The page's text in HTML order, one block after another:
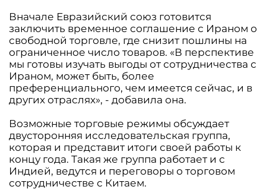
Вначале Евразийский союз готовится
заключить временное соглашение с Ираном о
свободной торговле, где снизит пошлины на
ограниченное число товаров. «В перспективе
мы готовы изучать выгоды от сотрудничества с
Ираном, может быть, более
преференциального, чем имеется сейчас, и в
других отраслях», - добавила она.
Возможные торговые режимы обсуждает
двусторонняя исследовательская группа,
которая и представит итоги своей работы к
концу года. Такая же группа работает и с
Индией, ведутся и переговоры о торговом
сотрудничестве с Китаем.